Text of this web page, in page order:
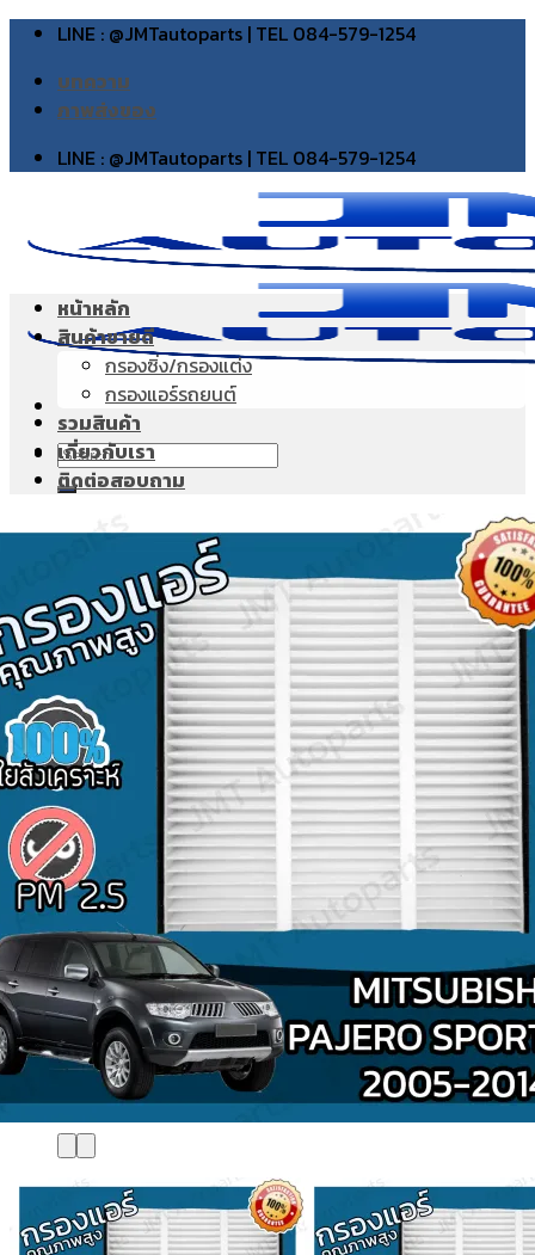
Skip
content
LINE : @JMTautoparts | TEL 084-579-1254
บทความ
ภาพส่งของ
LINE : @JMTautoparts | TEL 084-579-1254
Search
for:
Search
for:
หน้าหลัก
สินค้าขายดี
กรองซิ่ง/กรองแต่ง
กรองแอร์รถยนต์
รวมสินค้า
เกี่ยวกับเรา
ติดต่อสอบถาม